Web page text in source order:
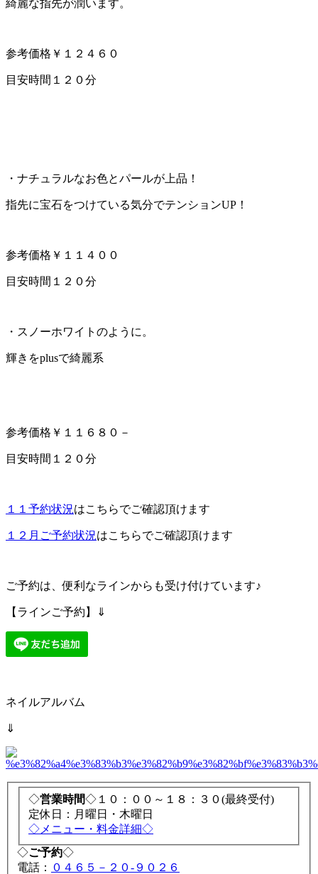
綺麗な指先が潤います。
参考価格￥１２４６０
目安時間１２０分
・ナチュラルなお色とパールが上品！
指先に宝石をつけている気分でテンションUP！
参考価格￥１１４００
目安時間１２０分
・スノーホワイトのように。
輝きをplusで綺麗系
参考価格￥１１６８０－
目安時間１２０分
１１予約状況はこちらでご確認頂けます
１２月ご予約状況はこちらでご確認頂けます
ご予約は、便利なラインからも受け付けています♪
【ラインご予約】⇓
ネイルアルバム
⇓
◇営業時間◇１０：００～１８：３０(最終受付)
定休日：月曜日・木曜日
◇メニュー・料金詳細◇
◇ご予約◇
電話： ０４６５－２０-９０２６